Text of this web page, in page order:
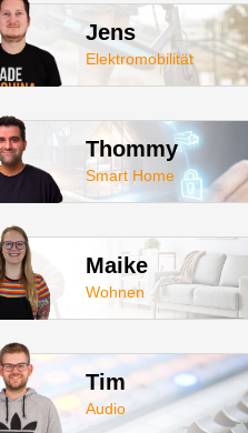
Jens
Elektromobilität
Thommy
Smart Home
Maike
Wohnen
Tim
Audio